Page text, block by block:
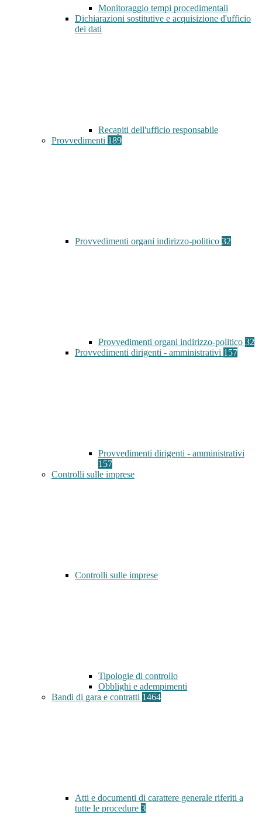
Monitoraggio tempi procedimentali
Dichiarazioni sostitutive e acquisizione d'ufficio
dei dati
Recapiti dell'ufficio responsabile
Provvedimenti 189
Provvedimenti organi indirizzo-politico 32
Provvedimenti organi indirizzo-politico 32
Provvedimenti dirigenti - amministrativi 157
Provvedimenti dirigenti - amministrativi
157
Controlli sulle imprese
Controlli sulle imprese
Tipologie di controllo
Obblighi e adempimenti
Bandi di gara e contratti 1464
Atti e documenti di carattere generale riferiti a
tutte le procedure 3